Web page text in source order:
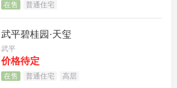
在售 普通住宅
武平碧桂园·天玺
武平
价格待定
在售 普通住宅 高层